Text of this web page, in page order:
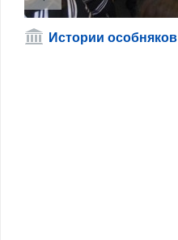
Истории особняков